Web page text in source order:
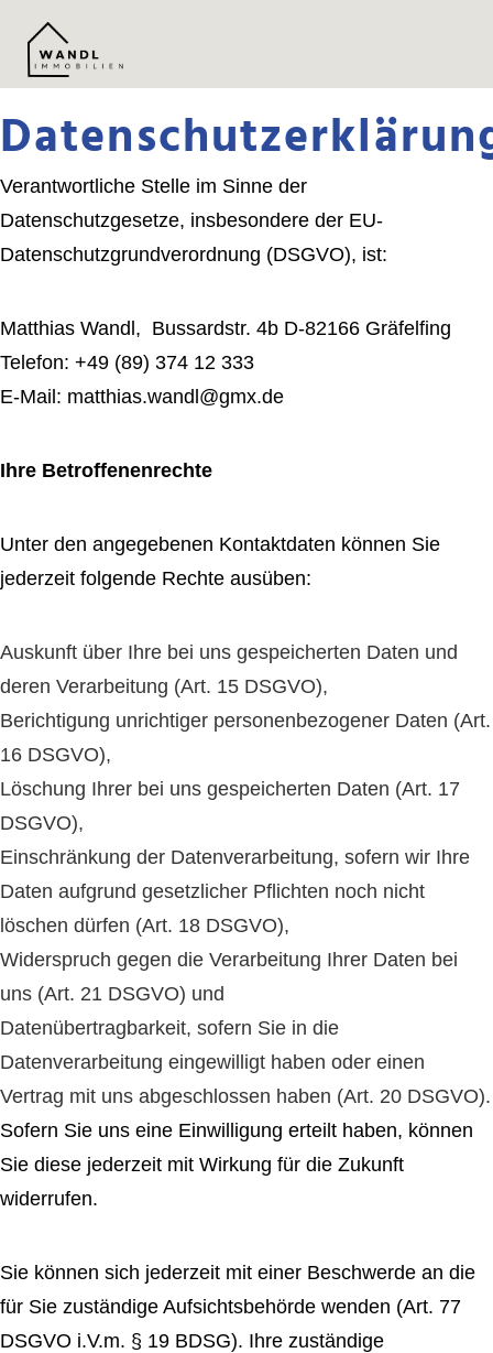
Verantwortliche Stelle im Sinne der
Datenschutzgesetze, insbesondere der EU-
Datenschutzgrundverordnung (DSGVO), ist:
Matthias Wandl, Bussardstr. 4b D-82166 Gräfelfing
Telefon: +49 (89) 374 12 333
E-Mail: matthias.wandl@gmx.de
Ihre Betroffenenrechte
Unter den angegebenen Kontaktdaten können Sie
jederzeit folgende Rechte ausüben:
Auskunft über Ihre bei uns gespeicherten Daten und
deren Verarbeitung (Art. 15 DSGVO),
Berichtigung unrichtiger personenbezogener Daten (Art.
16 DSGVO),
Löschung Ihrer bei uns gespeicherten Daten (Art. 17
DSGVO),
Einschränkung der Datenverarbeitung, sofern wir Ihre
Daten aufgrund gesetzlicher Pflichten noch nicht
löschen dürfen (Art. 18 DSGVO),
Widerspruch gegen die Verarbeitung Ihrer Daten bei
uns (Art. 21 DSGVO) und
Datenübertragbarkeit, sofern Sie in die
Datenverarbeitung eingewilligt haben oder einen
Vertrag mit uns abgeschlossen haben (Art. 20 DSGVO).
Sofern Sie uns eine Einwilligung erteilt haben, können
Sie diese jederzeit mit Wirkung für die Zukunft
widerrufen.
Sie können sich jederzeit mit einer Beschwerde an die
für Sie zuständige Aufsichtsbehörde wenden (Art. 77
DSGVO i.V.m. § 19 BDSG). Ihre zuständige